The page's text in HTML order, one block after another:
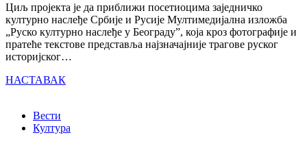
Циљ пројекта је да приближи посетиоцима заједничко
културно наслеђе Србије и Русије Мултимедијална изложба
„Руско културно наслеђе у Београду”, која кроз фотографије и
пратеће текстове представља најзначајније трагове руског
историјског…
НАСТАВАК
Вести
Култура